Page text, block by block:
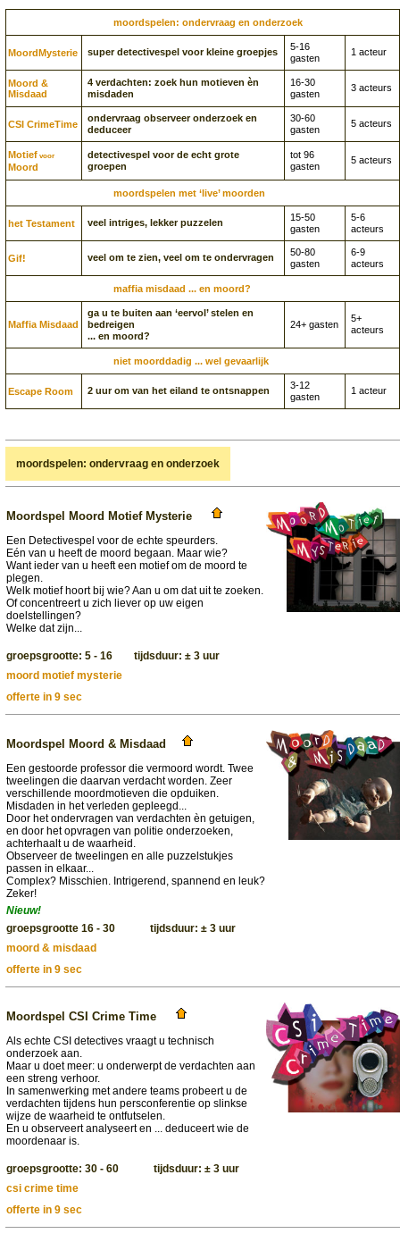
moordspelen: ondervraag en onderzoek
Moord­Mysterie super detectivespel voor kleine groepjes
5-16
gasten
1 acteur
Moord &
Misdaad
4 verdachten: zoek hun motieven èn
misdaden
16-30
gasten
3 acteurs
CSI CrimeTime
ondervraag observeer onderzoek en
deduceer
30-60
gasten
5 acteurs
Motief voor
Moord
detectivespel voor de echt grote
groepen
tot 96
gasten
5 acteurs
moordspelen met ‘live’ moorden
het Testament veel intriges, lekker puzzelen
15-50
gasten
5-6
acteurs
Gif! veel om te zien, veel om te ondervragen
50-80
gasten
6-9
acteurs
maffia misdaad ... en moord?
Maffia Misdaad
ga u te buiten aan ‘eervol’ stelen en
bedreigen
... en moord?
24+ gasten
5+
acteurs
niet moorddadig ... wel gevaarlijk
Escape Room 2 uur om van het eiland te ontsnappen
3-12
gasten
1 acteur
moordspelen: ondervraag en onderzoek
Moordspel Moord Motief Mysterie
Een Detectivespel voor de echte speurders.
Eén van u heeft de moord begaan. Maar wie?
Want ieder van u heeft een motief om de moord te
plegen.
Welk motief hoort bij wie? Aan u om dat uit te zoeken.
Of concentreert u zich liever op uw eigen
doelstellingen?
Welke dat zijn...
groepsgrootte: 5 - 16 tijdsduur: ± 3 uur
moord motief mysterie
offerte in 9 sec
Moordspel Moord & Misdaad
Een gestoorde professor die vermoord wordt. Twee
tweelingen die daarvan verdacht worden. Zeer
verschillende moordmotieven die opduiken.
Misdaden in het verleden gepleegd...
Door het ondervragen van verdachten èn getuigen,
en door het opvragen van politie onderzoeken,
achterhaalt u de waarheid.
Observeer de tweelingen en alle puzzelstukjes
passen in elkaar...
Complex? Misschien. Intrigerend, spannend en leuk?
Zeker!
Nieuw!
groepsgrootte 16 - 30 tijdsduur: ± 3 uur
moord & misdaad
offerte in 9 sec
Moordspel CSI Crime Time
Als echte CSI detectives vraagt u technisch
onderzoek aan.
Maar u doet meer: u onderwerpt de verdachten aan
een streng verhoor.
In samenwerking met andere teams probeert u de
verdachten tijdens hun persconferentie op slinkse
wijze de waarheid te ontfutselen.
En u observeert analyseert en ... deduceert wie de
moordenaar is.
groepsgrootte: 30 - 60 tijdsduur: ± 3 uur
csi crime time
offerte in 9 sec